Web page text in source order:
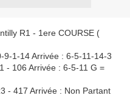
R1 - 1ere COURSE (
1-14 Arrivée : 6-5-11-14-3
- 106 Arrivée : 6-5-11 G =
- 417 Arrivée : Non Partant